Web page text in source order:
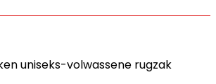
uniseks-volwassene rugzak